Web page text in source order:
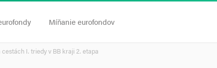
Míňanie eurofondov
I. triedy v BB kraji 2. etapa